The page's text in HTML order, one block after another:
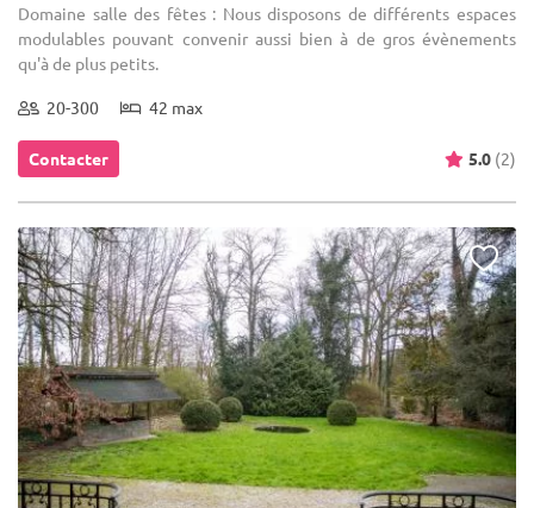
Domaine salle des fêtes : Nous disposons de différents espaces
modulables pouvant convenir aussi bien à de gros évènements
qu'à de plus petits.
20-300 42 max
Contacter 5.0 (2)